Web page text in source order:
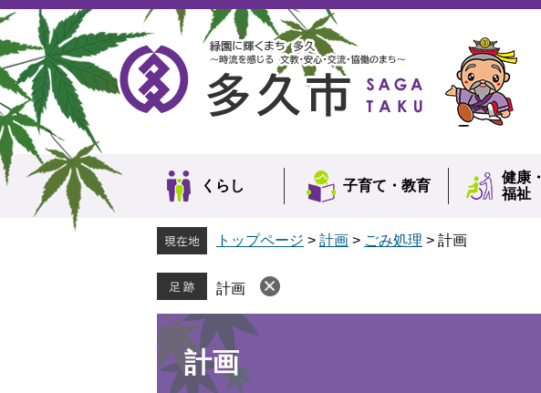
ペ
ー
ジ
の
先
頭
で
す。
メ
ニ
ュ
ー
を
飛
ば
し
て
本
くらし 子育て・ 教育
健康・
福祉
トップページ > 計画 > ごみ処理 > 計画
計画
本
文
計画